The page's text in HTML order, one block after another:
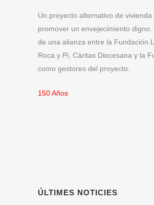
Un proyecto alternativo de
promover un envejecimiento digno.
de una alianza entre la Fundación
Roca y Pi, Cáritas Diocesana y la
como gestores del proyecto.
150 Años
ÚLTIMES NOTICIES